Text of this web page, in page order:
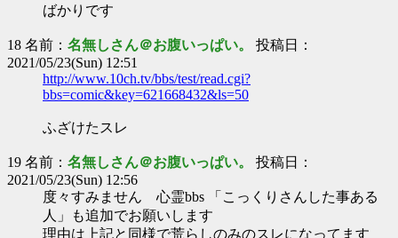
ばかりです
18 名前： 名無しさん＠お腹いっぱい。 投稿日：
2021/05/23(Sun) 12:51
http://www.10ch.tv/bbs/test/read.cgi?
bbs=comic&key=621668432&ls=50
ふざけたスレ
19 名前： 名無しさん＠お腹いっぱい。 投稿日：
2021/05/23(Sun) 12:56
度々すみません 心霊bbs 「こっくりさんした事ある
人」も追加でお願いします
理由は上記と同様で荒らしのみのスレになってます